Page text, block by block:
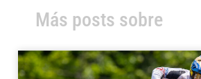
Más posts sobre